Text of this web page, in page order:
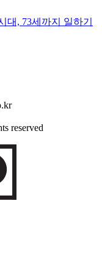
대, 73세까지 일하기
reserved